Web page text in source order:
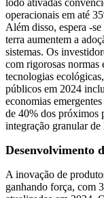
lodo ativadas
operacionais em até
Além disso, espera -
terra aumentem a
sistemas. Os
com rigorosas normas
tecnologias
públicos em 2024
economias
de 40% dos próximos
integração granular de
Desenvolvimento
A inovação de
ganhando força, com